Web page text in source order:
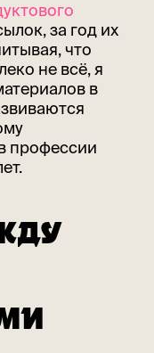
за год их
что
не всё, я
в
профессии